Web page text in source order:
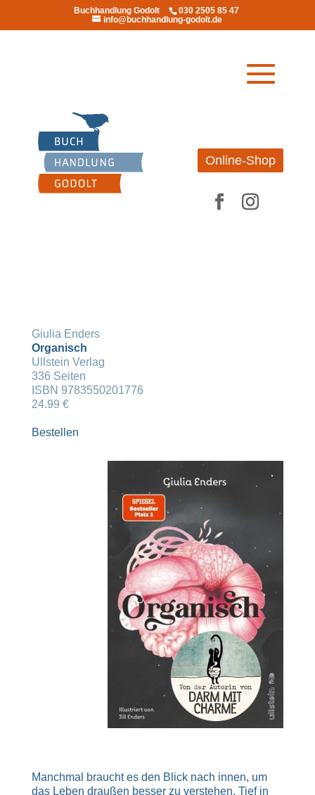
Buchhandlung Godolt
030 2505 85 47
info@buchhandlung-godolt.de
Online-Shop
Giulia Enders
Organisch
Ullstein Verlag
336 Seiten
ISBN 9783550201776
24.99 €
Bestellen
Manchmal braucht es den Blick nach innen, um
das Leben draußen besser zu verstehen. Tief in